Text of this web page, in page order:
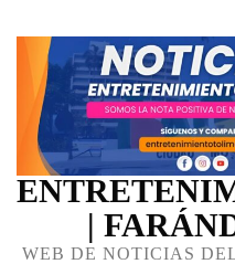
|
WEB DE NOTICIAS